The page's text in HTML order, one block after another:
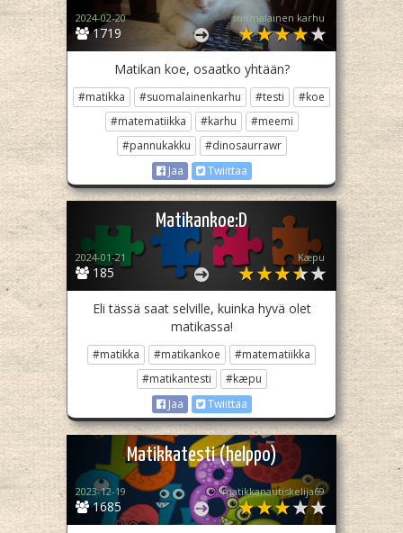
1719
2024-02-20 suomalainen karhu
Matikan koe, osaatko yhtään?
#matikka #suomalainenkarhu #testi
#koe
#matematiikka
#karhu
#meemi
#pannukakku
#dinosaurrawr
Jaa
Twiittaa
Matikankoe:D
185
2024-01-21 Kæpu
Eli tässä saat selville, kuinka hyvä olet
matikassa!
#matikka #matikankoe
#matematiikka
#matikantesti
#kæpu
Jaa
Twiittaa
Matikkatesti (helppo)
1685
2023-12-19 matikkanautiskelija69